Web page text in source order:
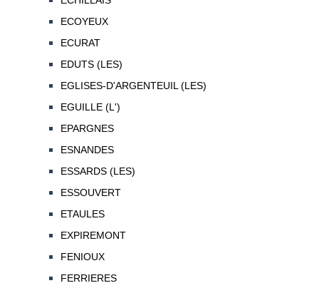
ECOYEUX
ECURAT
EDUTS (LES)
EGLISES-D'ARGENTEUIL (LES)
EGUILLE (L')
EPARGNES
ESNANDES
ESSARDS (LES)
ESSOUVERT
ETAULES
EXPIREMONT
FENIOUX
FERRIERES